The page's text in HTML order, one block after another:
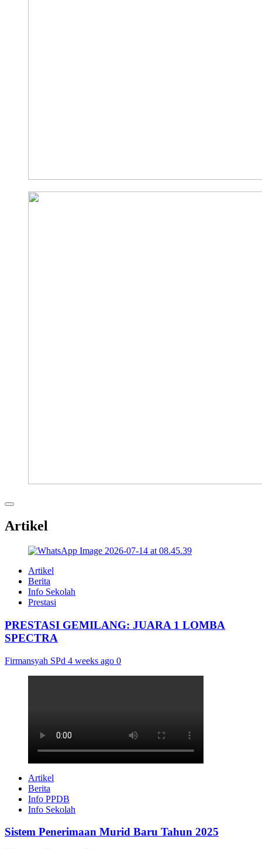
Artikel
Artikel
Berita
Info Sekolah
Prestasi
PRESTASI GEMILANG: JUARA 1 LOMBA
SPECTRA
Firmansyah SPd 4 weeks ago 0
Artikel
Berita
Info PPDB
Info Sekolah
Sistem Penerimaan Murid Baru Tahun 2025